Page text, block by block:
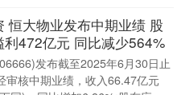
恒大物业发布中期业绩 股
利472亿元 同比减少564%
发布截至2025年6月30日止
审核中期业绩，收入66.47亿元